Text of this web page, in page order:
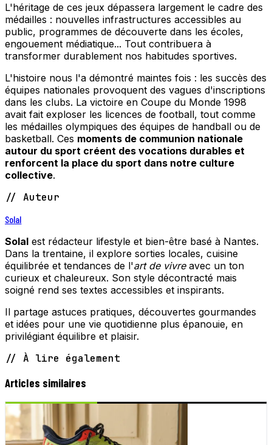
L'héritage de ces jeux dépassera largement le cadre des
médailles : nouvelles infrastructures accessibles au
public, programmes de découverte dans les écoles,
engouement médiatique... Tout contribuera à
transformer durablement nos habitudes sportives.
L'histoire nous l'a démontré maintes fois : les succès des
équipes nationales provoquent des vagues d'inscriptions
dans les clubs. La victoire en Coupe du Monde 1998
avait fait exploser les licences de football, tout comme
les médailles olympiques des équipes de handball ou de
basketball. Ces moments de communion nationale
autour du sport créent des vocations durables et
renforcent la place du sport dans notre culture
collective.
// Auteur
Solal
Solal est rédacteur lifestyle et bien-être basé à Nantes.
Dans la trentaine, il explore sorties locales, cuisine
équilibrée et tendances de l'art de vivreavec un ton
curieux et chaleureux. Son style décontracté mais
soigné rend ses textes accessibles et inspirants.
Il partage astuces pratiques, découvertes gourmandes
et idées pour une vie quotidienne plus épanouie, en
privilégiant équilibre et plaisir.
// À lire également
Articles similaires